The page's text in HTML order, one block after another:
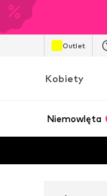
Outlet
Kobiety
Niemowlęta